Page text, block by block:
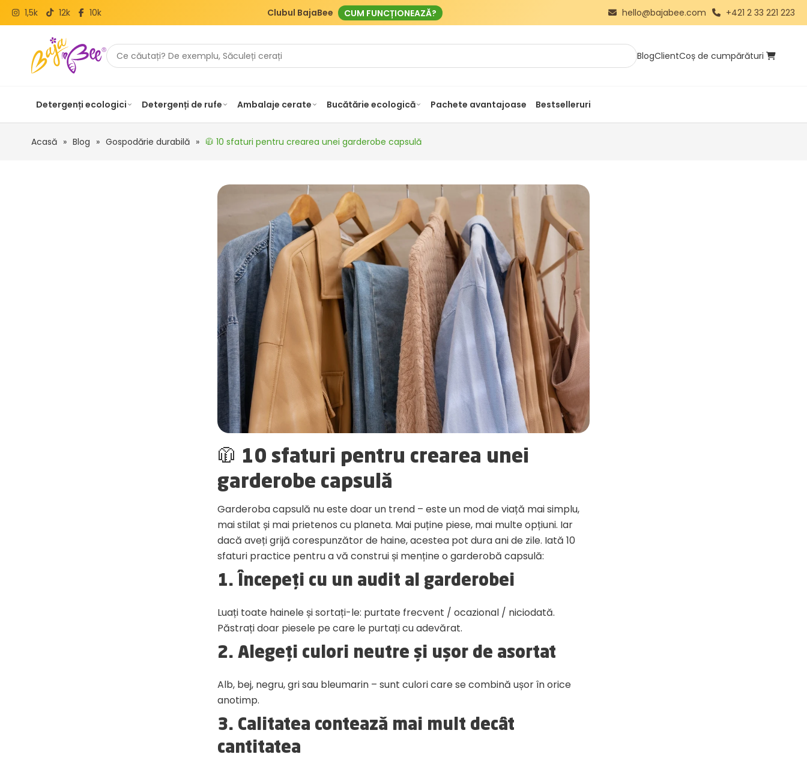
1,5k 12k 10k Clubul BajaBee CUM FUNCȚIONEAZĂ? hello@bajabee.com +421 2 33 221 223
BlogClientCoș de cumpărături
Detergenți ecologici Detergenți de rufe Ambalaje cerate Bucătărie ecologică Pachete avantajoase Bestselleruri
Acasă » Blog » Gospodărie durabilă » 🧥 10 sfaturi pentru crearea unei garderobe capsulă
🧥 10 sfaturi pentru crearea unei
garderobe capsulă
Garderoba capsulă nu este doar un trend – este un mod de viață mai simplu,
mai stilat și mai prietenos cu planeta. Mai puține piese, mai multe opțiuni. Iar
dacă aveți grijă corespunzător de haine, acestea pot dura ani de zile. Iată 10
sfaturi practice pentru a vă construi și menține o garderobă capsulă:
1. Începeți cu un audit al garderobei
Luați toate hainele și sortați-le: purtate frecvent / ocazional / niciodată.
Păstrați doar piesele pe care le purtați cu adevărat.
2. Alegeți culori neutre și ușor de asortat
Alb, bej, negru, gri sau bleumarin – sunt culori care se combină ușor în orice
anotimp.
3. Calitatea contează mai mult decât
cantitatea